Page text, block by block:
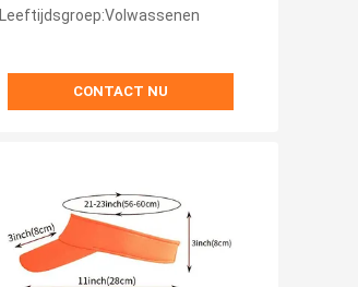
Leeftijdsgroep:Volwassenen
CONTACT NU